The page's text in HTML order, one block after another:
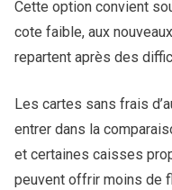
Cette option convient
cote faible, aux
repartent après des
Les cartes sans frais
entrer dans la
et certaines caisses
peuvent offrir moins de